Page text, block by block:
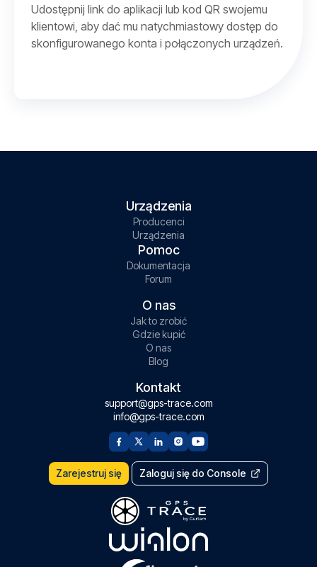
Udostępnij link do aplikacji lub kod QR swojemu
klientowi, aby dać mu natychmiastowy dostęp do
skonfigurowanego konta i połączonych urządzeń.
Urządzenia
Producenci
Urządzenia
Pomoc
Dokumentacja
Forum
O nas
Jak to zrobić
Gdzie kupić
O nas
Blog
Kontakt
support@gps-trace.com
info@gps-trace.com
Zarejestruj się Zaloguj się do Console